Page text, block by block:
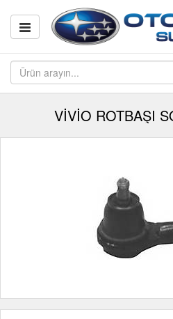
VİVİO ROTBAŞI